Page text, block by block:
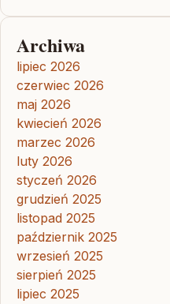
Archiwa
lipiec 2026
czerwiec 2026
maj 2026
kwiecień 2026
marzec 2026
luty 2026
styczeń 2026
grudzień 2025
listopad 2025
październik 2025
wrzesień 2025
sierpień 2025
lipiec 2025